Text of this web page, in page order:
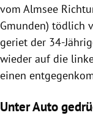
Untermenü
vom Almsee
Gmunden) tödlich
geriet der 34-
wieder auf die
einen
Unter Auto